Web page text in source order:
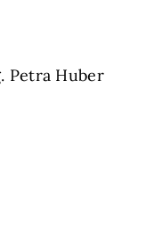
Petra Huber